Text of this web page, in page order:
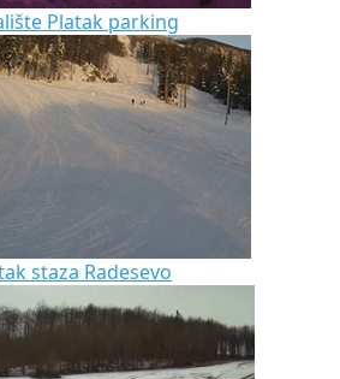
Platak parking
staza Radesevo